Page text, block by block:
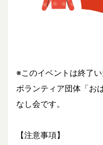
※このイベントは終了い
ボランティア団体「お
なし会です。
【注意事項】